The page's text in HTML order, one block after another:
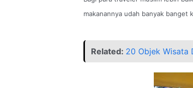
makanannya udah banyak banget
Related: 20 Objek Wisata